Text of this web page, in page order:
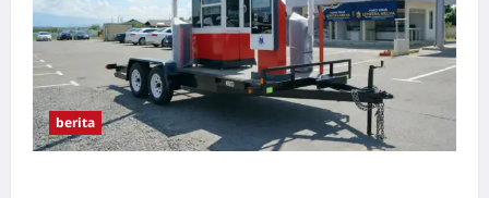
berita